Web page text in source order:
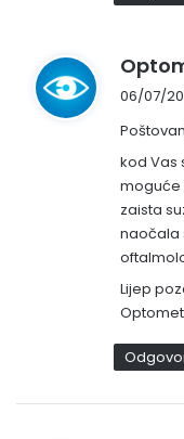
06/07/
kod Vas
moguće
zaista
naočala
Lijep